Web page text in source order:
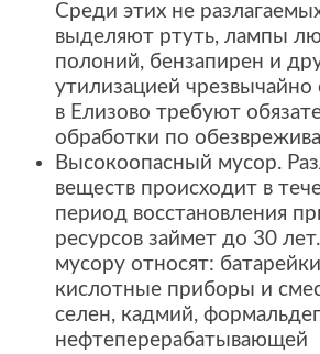
Среди этих не
выделяют ртуть, лампы
полоний, бензапирен и
утилизацией чрезвычайно
в Елизово требуют
обработки по
Высокоопасный мусор.
веществ происходит в
период восстановления
ресурсов займет до 30
мусору относят:
кислотные приборы и
селен, кадмий,
нефтеперерабатывающей